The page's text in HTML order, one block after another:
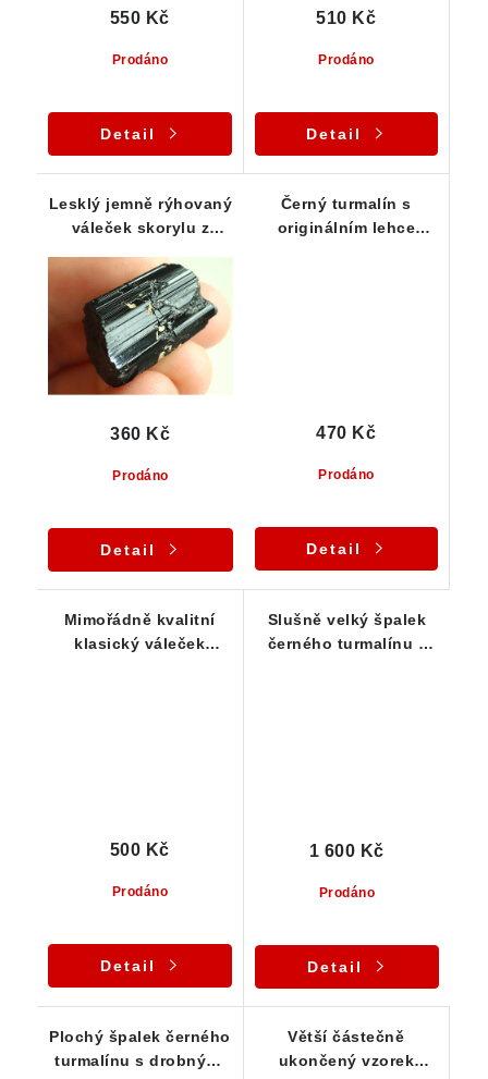
Prodáno
550 Kč
Detail
Prodáno
510 Kč
Detail
Lesklý jemně rýhovaný
váleček skorylu z
Prodáno
360 Kč
Detail
Černý turmalín s
originálním lehce
Prodáno
470 Kč
Detail
Mimořádně kvalitní
klasický váleček
Prodáno
500 Kč
Detail
Slušně velký špalek
černého turmalínu z
Prodáno
1 600 Kč
Detail
Plochý špalek černého
turmalínu s drobnými
Větší částečně
ukončený vzorek